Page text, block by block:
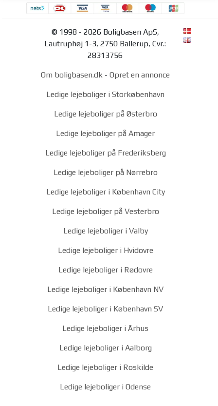
© 1998 - 2026 Boligbasen ApS,
Lautruphøj 1-3, 2750 Ballerup, Cvr.:
28313756
Om boligbasen.dk - Opret en annonce
Ledige lejeboliger i Storkøbenhavn
Ledige lejeboliger på Østerbro
Ledige lejeboliger på Amager
Ledige lejeboliger på Frederiksberg
Ledige lejeboliger på Nørrebro
Ledige lejeboliger i København City
Ledige lejeboliger på Vesterbro
Ledige lejeboliger i Valby
Ledige lejeboliger i Hvidovre
Ledige lejeboliger i Rødovre
Ledige lejeboliger i København NV
Ledige lejeboliger i København SV
Ledige lejeboliger i Århus
Ledige lejeboliger i Aalborg
Ledige lejeboliger i Roskilde
Ledige lejeboliger i Odense